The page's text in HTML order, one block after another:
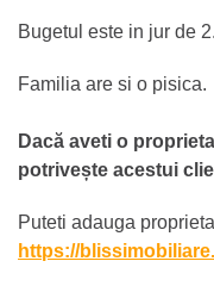
Bugetul este in jur de
Familia are si o pisica.
Dacă aveti o
potrivește acestui
Puteti adauga
https://